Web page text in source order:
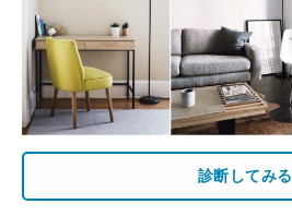
診断してみる